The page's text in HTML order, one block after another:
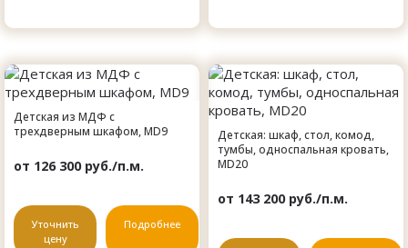
Детская из МДФ с
трехдверным шкафом, MD9
от 126 300 руб./п.м.
Уточнить
цену
Подробнее
Детская: шкаф, стол, комод,
тумбы, односпальная кровать,
MD20
от 143 200 руб./п.м.